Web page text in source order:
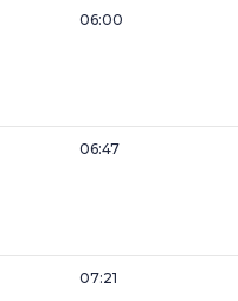
06:00
06:47
07:21